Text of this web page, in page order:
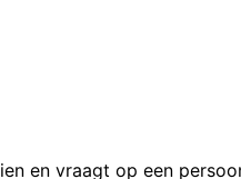
en vraagt op een